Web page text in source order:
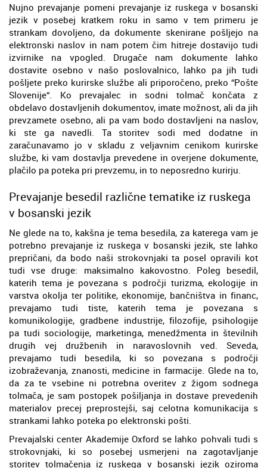
Nujno prevajanje pomeni prevajanje iz ruskega v bosanski
jezik v posebej kratkem roku in samo v tem primeru je
strankam dovoljeno, da dokumente skenirane pošljejo na
elektronski naslov in nam potem čim hitreje dostavijo tudi
izvirnike na vpogled. Drugače nam dokumente lahko
dostavite osebno v našo poslovalnico, lahko pa jih tudi
pošljete preko kurirske službe ali priporočeno, preko “Pošte
Slovenije“. Ko prevajalec in sodni tolmač končata z
obdelavo dostavljenih dokumentov, imate možnost, ali da jih
prevzamete osebno, ali pa vam bodo dostavljeni na naslov,
ki ste ga navedli. Ta storitev sodi med dodatne in
zaračunavamo jo v skladu z veljavnim cenikom kurirske
službe, ki vam dostavlja prevedene in overjene dokumente,
plačilo pa poteka pri prevzemu, in to neposredno kurirju.
Prevajanje besedil različne tematike iz ruskega
v bosanski jezik
Ne glede na to, kakšna je tema besedila, za katerega vam je
potrebno prevajanje iz ruskega v bosanski jezik, ste lahko
prepričani, da bodo naši strokovnjaki ta posel opravili kot
tudi vse druge: maksimalno kakovostno. Poleg besedil,
katerih tema je povezana s področji turizma, ekologije in
varstva okolja ter politike, ekonomije, bančništva in financ,
prevajamo tudi tiste, katerih tema je povezana s
komunikologije, gradbene industrije, filozofije, psihologije
pa tudi sociologije, marketinga, menedžmenta in številnih
drugih vej družbenih in naravoslovnih ved. Seveda,
prevajamo tudi besedila, ki so povezana s področji
izobraževanja, znanosti, medicine in farmacije. Glede na to,
da za te vsebine ni potrebna overitev z žigom sodnega
tolmača, je sam postopek pošiljanja in dostave prevedenih
materialov precej preprostejši, saj celotna komunikacija s
strankami lahko poteka po elektronski pošti.
Prevajalski center Akademije Oxford se lahko pohvali tudi s
strokovnjaki, ki so posebej usmerjeni na zagotavljanje
storitev tolmačenja iz ruskega v bosanski jezik oziroma